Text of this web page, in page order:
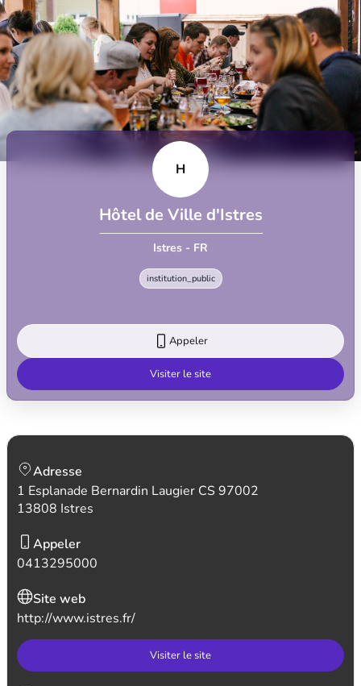
H
Hôtel de Ville d'Istres
Istres - FR
institution_public
Appeler
Visiter le site
Adresse
1 Esplanade Bernardin Laugier CS 97002
13808 Istres
Appeler
0413295000
Site web
http://www.istres.fr/
Visiter le site